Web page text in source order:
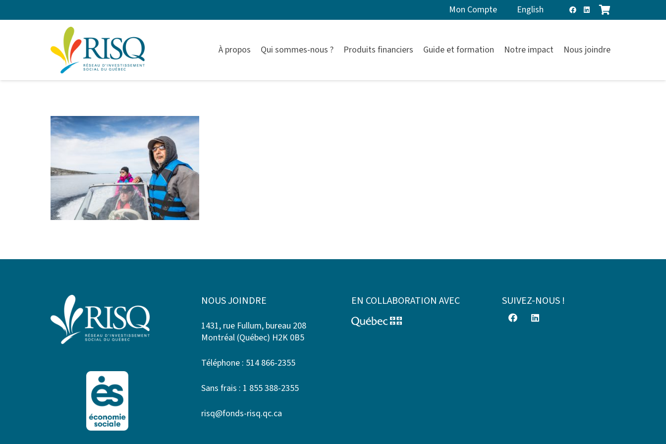
Mon Compte English
À propos Qui sommes-nous ? Produits financiers Guide et formation Notre impact Nous joindre
NOUS JOINDRE
1431, rue Fullum, bureau 208
Montréal (Québec) H2K 0B5
Téléphone : 514 866-2355
Sans frais : 1 855 388-2355
risq@fonds-risq.qc.ca
EN COLLABORATION AVEC SUIVEZ-NOUS !